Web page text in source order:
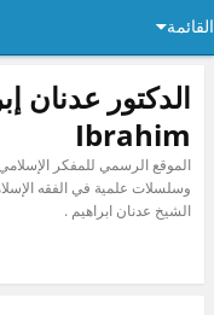
القائمة
Ibrahim
الموقع الرسمي للمفكر
وسلسلات علمية في الفقه
الشيخ عدنان ابراهيم .